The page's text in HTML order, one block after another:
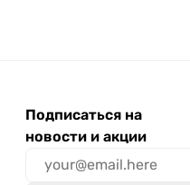
Подписаться на
новости и акции